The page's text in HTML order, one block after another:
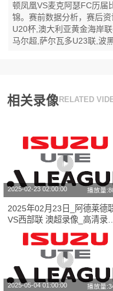
顿凤凰VS麦克阿瑟FC历届
锦。赛前数据分析，赛后
U20杯,澳大利亚黄金海岸
马尔超,萨尔瓦多U23联,波
相关录像 RELATED
2025-02-23 02:00:00 播放量
2025年02月23日_阿德莱德
VS西部联 澳超录像_高清录
【全场回放】
2025-05-04 01:00:00 播放量